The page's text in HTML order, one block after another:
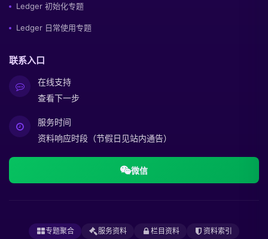
Ledger 初始化专题
Ledger 日常使用专题
联系入口
在线支持
查看下一步
服务时间
资料响应时段（节假日见站内通告）
微信
专题聚合 服务资料 栏目资料 资料索引